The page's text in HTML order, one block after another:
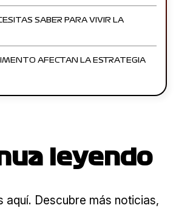
SABER PARA VIVIR LA
AFECTAN LA ESTRATEGIA
leyendo
aquí. Descubre más noticias,